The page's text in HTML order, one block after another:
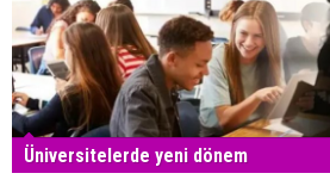
Üniversitelerde yeni dönem